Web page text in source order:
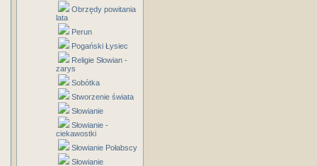
Obrzędy powitania
lata
Perun
Pogański Łysiec
Religie Słowian -
zarys
Sobótka
Stworzenie świata
Słowianie
Słowianie -
ciekawostki
Słowianie Połabscy
Słowianie